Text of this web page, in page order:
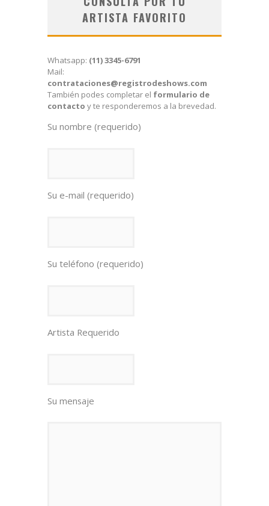
ARTISTA FAVORITO
Whatsapp: (11) 3345-6791
Mail:
contrataciones@registrodeshows.com
También podes completar el formulario de
contacto y te responderemos a la brevedad.
Su nombre (requerido)
Su e-mail (requerido)
Su teléfono (requerido)
Artista Requerido
Su mensaje